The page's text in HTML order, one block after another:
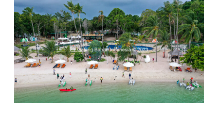
DI
PULAU
INDUSTRI